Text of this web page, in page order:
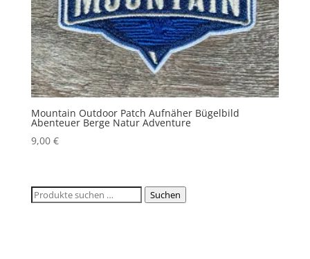
Mountain Outdoor Patch Aufnäher Bügelbild
Abenteuer Berge Natur Adventure
9,00 €
Suchen
Suchen